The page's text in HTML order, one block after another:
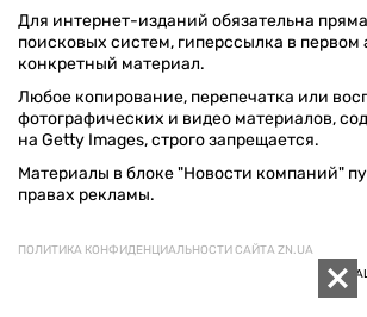
Для интернет-изданий обязательна
поисковых систем, гиперссылка в первом
конкретный материал.
Любое копирование, перепечатка или
фотографических и видео материалов,
на Getty Images, строго запрещается.
Материалы в блоке "Новости компаний"
правах рекламы.
ПОЛИТИКА КОНФИДЕНЦИАЛЬНОСТИ САЙТА ZN.UA
© 1994–2026 «ЗЕРКАЛО НЕДЕЛИ. УКРАИНА». ВСЕ ПРАВА